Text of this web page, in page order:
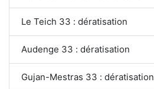
Le Teich 33 : dératisation
Audenge 33 : dératisation
Gujan-Mestras 33 : dératisation